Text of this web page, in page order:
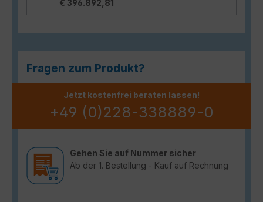
€ 396.892,81
Fragen zum Produkt?
Jetzt kostenfrei beraten lassen!
+49 (0)228-338889-0
Gehen Sie auf Nummer sicher
Ab der 1. Bestellung - Kauf auf Rechnung